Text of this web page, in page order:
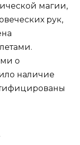
магии,
рук,
о
наличие